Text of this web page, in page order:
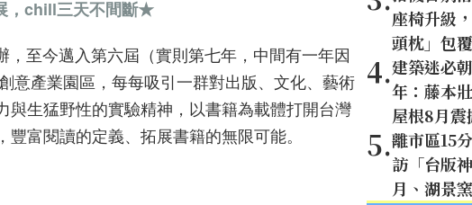
，chill三天不間斷★
至今邁入第六屆（實則第七年，中間有一年因
意產業園區，每每吸引一群對出版、文化、藝術
生猛野性的實驗精神，以書籍為載體打開台灣
富閱讀的定義、拓展書籍的無限可能。
座椅升級
頭枕」包
4.建築迷必
年：藤本
屋根8月
5.離市區15
訪「台版
月、湖景